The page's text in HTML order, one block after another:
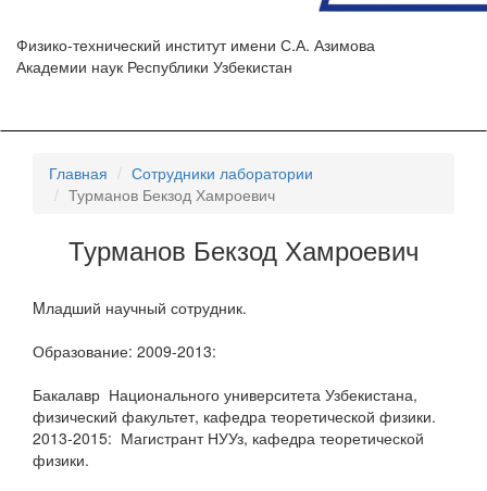
Физико-технический институт имени С.А. Азимова
Академии наук Республики Узбекистан
Главная
Сотрудники лаборатории
Турманов Бекзод Хамроевич
Турманов Бекзод Хамроевич
Mладший научный сотрудник.
Образование: 2009-2013:
Бакалавр Национального университета Узбекистана,
физический факультет, кафедра теоретической физики.
2013-2015: Магистрант НУУз, кафедра теоретической
физики.